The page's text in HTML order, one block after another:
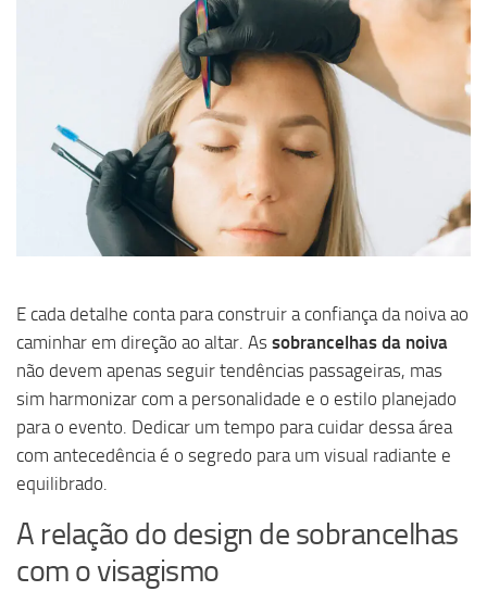
E cada detalhe conta para construir a confiança da noiva ao
caminhar em direção ao altar. As sobrancelhas da noiva
não devem apenas seguir tendências passageiras, mas
sim harmonizar com a personalidade e o estilo planejado
para o evento. Dedicar um tempo para cuidar dessa área
com antecedência é o segredo para um visual radiante e
equilibrado.
A relação do design de sobrancelhas
com o visagismo